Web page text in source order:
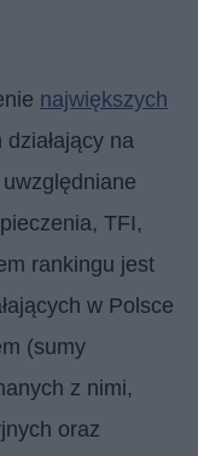
największych
działający na
TFI,
rankingu jest
w Polsce
(sumy
z nimi,
oraz